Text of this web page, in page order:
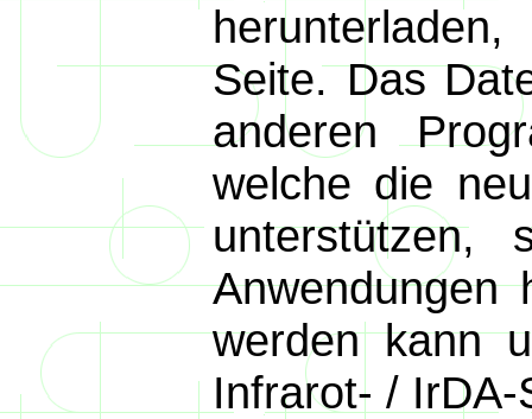
Seite. Das
anderen
welche die
Anwendungen
werden kann
Infrarot- /